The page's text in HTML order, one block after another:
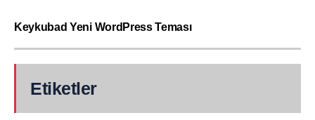
Keykubad Yeni WordPress Teması
Etiketler